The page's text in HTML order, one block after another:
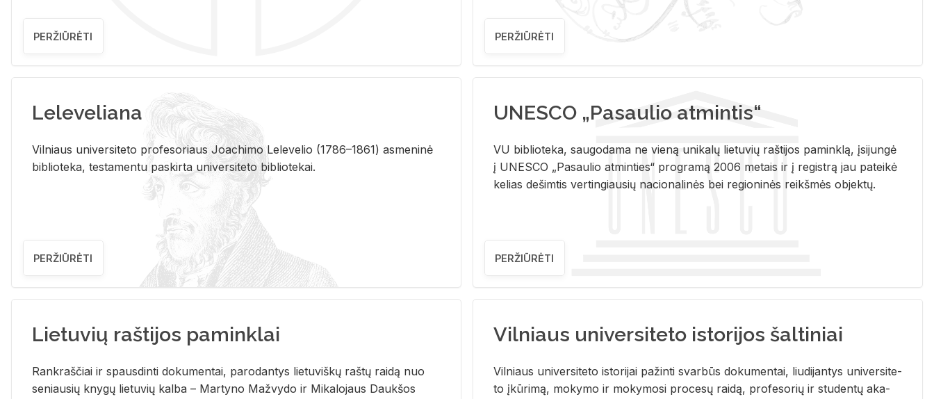
PERŽIŪRĖTI PERŽIŪRĖTI
Leleveliana
Vil­niaus uni­ver­si­te­to pro­fe­so­riaus Jo­a­chi­mo Le­le­ve­lio (1786–1861) as­me­ni­nė
bi­b­lio­te­ka, te­sta­men­tu pa­skir­ta uni­ver­si­te­to bi­b­lio­te­kai.
PERŽIŪRĖTI
UNESCO „Pasaulio atmintis“
VU biblioteka, saugodama ne vieną unikalų lietuvių raštijos paminklą, įsijungė
į UNESCO „Pasaulio atminties“ programą 2006 metais ir į registrą jau pateikė
kelias dešimtis vertingiausių nacionalinės bei regioninės reikšmės objektų.
PERŽIŪRĖTI
Lietuvių raštijos paminklai
Rank­raš­čiai ir spaus­din­ti do­ku­men­tai, pa­ro­dan­tys lie­tu­viš­kų raš­tų rai­dą nuo
se­niau­sių kny­gų lie­tu­vių kal­ba – Mar­ty­no Ma­žvy­do ir Mi­ka­lo­jaus Dauk­šos
Vilniaus universiteto istorijos šaltiniai
Vil­niaus uni­ver­si­te­to is­to­ri­jai pa­žin­ti svar­būs do­ku­men­tai, liu­di­jan­tys uni­ver­si­te­
to įkū­ri­mą, mo­ky­mo ir mo­ky­mo­si pro­ce­sų rai­dą, pro­fe­so­rių ir stu­den­tų aka­